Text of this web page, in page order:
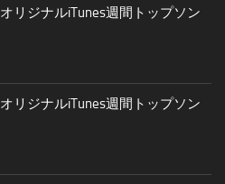
リジナルiTunes週間トップソン
リジナルiTunes週間トップソン